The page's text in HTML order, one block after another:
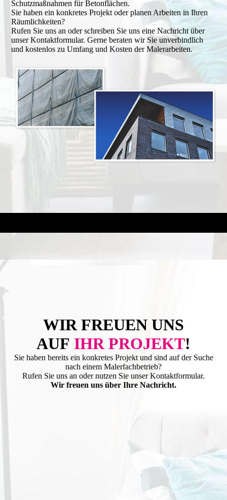
Schutzmaßnahmen für Betonflächen.
Sie haben ein konkretes Projekt oder planen Arbeiten in Ihren
Räumlichkeiten?
Rufen Sie uns an oder schreiben Sie uns eine Nachricht über
unser Kontaktformular. Gerne beraten wir Sie unverbindlich
und kostenlos zu Umfang und Kosten der Malerarbeiten.
WIR FREUEN UNS
AUF IHR PROJEKT!
Sie haben bereits ein konkretes Projekt und sind auf der Suche
nach einem Malerfachbetrieb?
Rufen Sie uns an oder nutzen Sie unser Kontaktformular.
Wir freuen uns über Ihre Nachricht.